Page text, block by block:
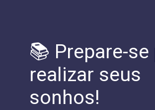
📚 Prepare-se
realizar seus
sonhos!